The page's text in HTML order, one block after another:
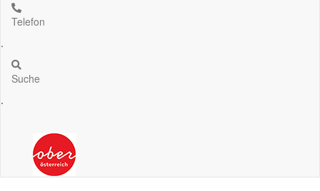
Telefon
.
Suche
.